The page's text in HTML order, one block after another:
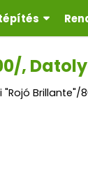
,
"Rojó Brillante"/